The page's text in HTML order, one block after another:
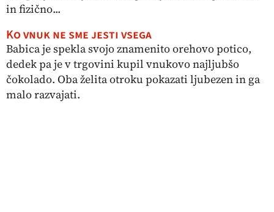
in fizično...
Ko vnuk ne sme jesti vsega
Babica je spekla svojo znamenito orehovo potico,
dedek pa je v trgovini kupil vnukovo najljubšo
čokolado. Oba želita otroku pokazati ljubezen in ga
malo razvajati.